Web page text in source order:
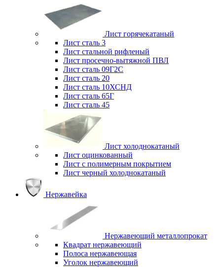
Лист горячекатаный
Лист сталь 3
Лист стальной рифленый
Лист просечно-вытяжной ПВЛ
Лист сталь 09Г2С
Лист сталь 20
Лист сталь 10ХСНД
Лист сталь 65Г
Лист сталь 45
Лист холоднокатаный
Лист оцинкованный
Лист с полимерным покрытием
Лист черный холоднокатаный
Нержавейка
Нержавеющий металлопрокат
Квадрат нержавеющий
Полоса нержавеющая
Уголок нержавеющий